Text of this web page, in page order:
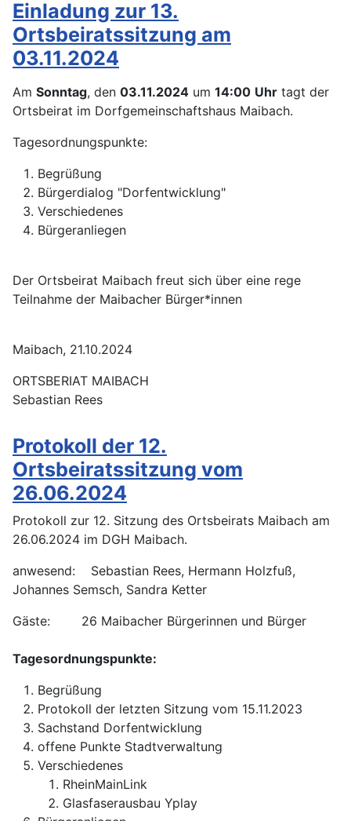
Einladung zur 13.
Ortsbeiratssitzung am
03.11.2024
Am Sonntag, den 03.11.2024 um 14:00 Uhr tagt der
Ortsbeirat im Dorfgemeinschaftshaus Maibach.
Tagesordnungspunkte:
Begrüßung
Bürgerdialog "Dorfentwicklung"
Verschiedenes
Bürgeranliegen
Der Ortsbeirat Maibach freut sich über eine rege
Teilnahme der Maibacher Bürger*innen
Maibach, 21.10.2024
ORTSBERIAT MAIBACH
Sebastian Rees
Protokoll der 12.
Ortsbeiratssitzung vom
26.06.2024
Protokoll zur 12. Sitzung des Ortsbeirats Maibach am
26.06.2024 im DGH Maibach.
anwesend: Sebastian Rees, Hermann Holzfuß,
Johannes Semsch, Sandra Ketter
Gäste: 26 Maibacher Bürgerinnen und Bürger
Tagesordnungspunkte:
Begrüßung
Protokoll der letzten Sitzung vom 15.11.2023
Sachstand Dorfentwicklung
offene Punkte Stadtverwaltung
Verschiedenes
RheinMainLink
Glasfaserausbau Yplay